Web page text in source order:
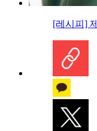
[레시피]